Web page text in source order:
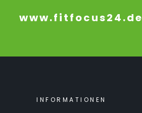
www.fitfocus24.de
INFORMATIONEN